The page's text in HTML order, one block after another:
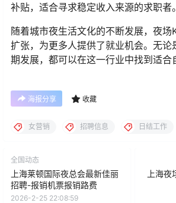
补贴，适合寻求稳定收入来源的求职者。
随着城市夜生活文化的不断发展，夜场
扩张，为更多人提供了就业机会。无论
期发展，都可以在这一行业中找到适合
海报分享 收藏
女营销 招聘信息 日结工作
全国动态
上海莱顿国际夜总会最新佳丽
招聘-报销机票报销路费
2026-2-25 22:08:59
上海夜